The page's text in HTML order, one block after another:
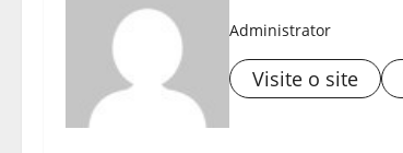
Administrator
Visite o site